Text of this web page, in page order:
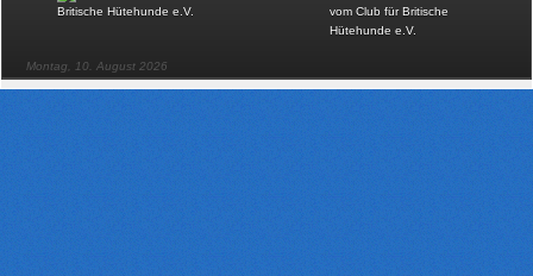
vom Club für Britische
Hütehunde e.V.
Montag, 10. August 2026